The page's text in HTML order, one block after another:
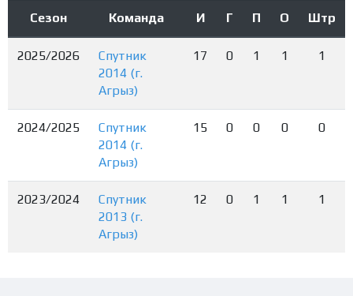
Сезон Команда И Г П О Штр
2025/2026
Спутник
2014 (г.
Агрыз)
17 0 1 1 1
2024/2025
Спутник
2014 (г.
Агрыз)
15 0 0 0 0
2023/2024
Спутник
2013 (г.
Агрыз)
12 0 1 1 1